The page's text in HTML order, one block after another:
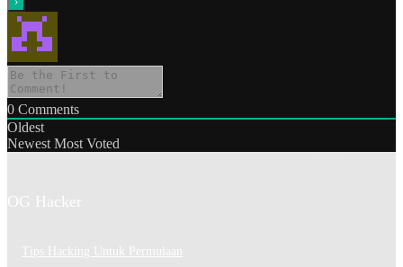
0 Comments
Oldest
Newest Most Voted
OG Hacker
Tips Hacking Untuk Permulaan